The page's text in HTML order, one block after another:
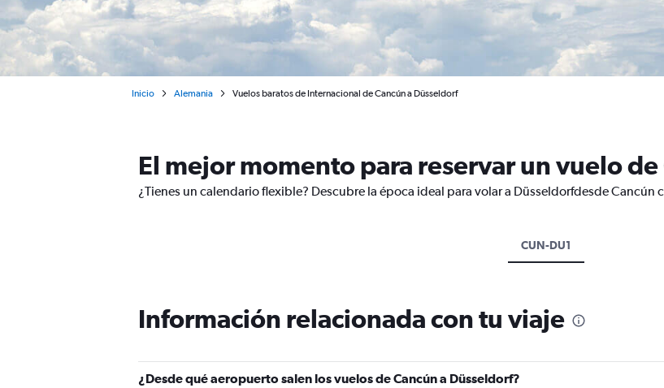
Inicio Alemania Vuelos baratos de Internacional de Cancún a Düsseldorf
El mejor momento para reservar un vuelo
¿Tienes un calendario flexible? Descubre la época ideal para volar a Düsseldorfdesde
CUN-DU1
Información relacionada con tu viaje
¿Desde qué aeropuerto salen los vuelos de Cancún a Düsseldorf?